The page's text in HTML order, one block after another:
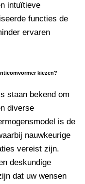
intuïtieve
functies de
ervaren
kiezen?
staan ​​bekend om
diverse
is de
nauwkeurige
vereist zijn.
deskundige
dat uw wensen